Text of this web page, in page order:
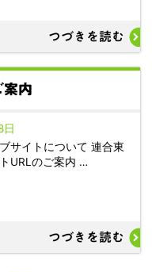
つづきを読む
案内
日
サイトについて 連合東
URLのご案内 …
つづきを読む